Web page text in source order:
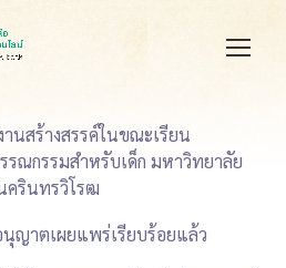
นสร้างสรรค์ในขณะเรียน
รณกรรมสำหรับเด็ก มหาวิทยาลัย
ครินทรวิโรฒ
นุญาตเผยแพร่เรียบร้อยแล้ว